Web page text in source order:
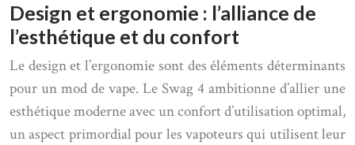
Design et ergonomie : l’alliance de
l’esthétique et du confort
Le design et l’ergonomie sont des éléments déterminants
pour un mod de vape. Le Swag 4 ambitionne d’allier une
esthétique moderne avec un confort d’utilisation optimal,
un aspect primordial pour les vapoteurs qui utilisent leur